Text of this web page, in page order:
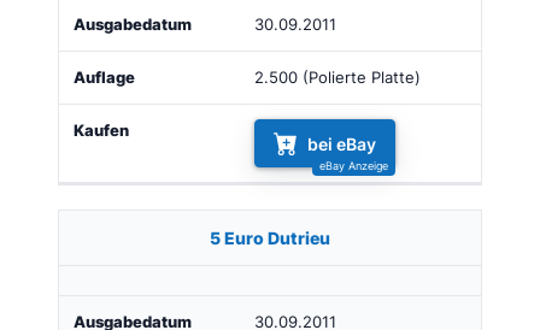
30.09.2011
2.500 (Polierte Platte)
bei eBay
5 Euro Dutrieu
30.09.2011